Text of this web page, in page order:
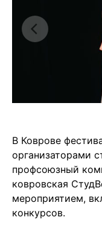
В Коврове
организаторами
профсоюзный
ковровская
мероприятием,
конкурсов.